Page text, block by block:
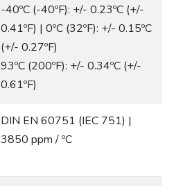
-40ºC (-40ºF): +/- 0.23ºC (+/-
0.41ºF) | 0ºC (32ºF): +/- 0.15ºC
(+/- 0.27ºF)
93ºC (200ºF): +/- 0.34ºC (+/-
0.61ºF)
DIN EN 60751 (IEC 751) |
3850 ppm / ºC